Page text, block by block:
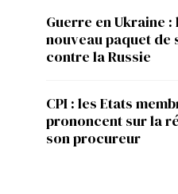
Guerre en Ukraine :
nouveau paquet de
contre la Russie
CPI : les Etats
prononcent sur la
son procureur